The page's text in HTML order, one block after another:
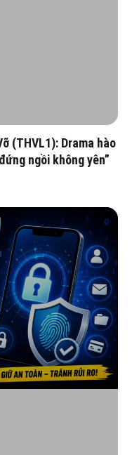
(THVL1): Drama hào
ngồi không yên”